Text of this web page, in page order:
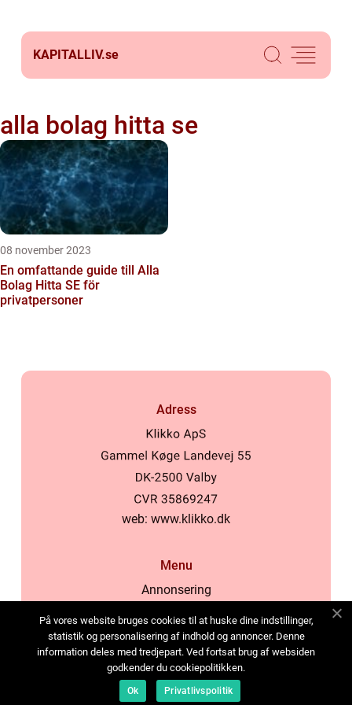
KAPITALLIV.se
alla bolag hitta se
08 november 2023
En omfattande guide till Alla
Bolag Hitta SE för
privatpersoner
Adress
web: www.klikko.dk
Menu
Annonsering
Cookies
Kontakta oss
Sitemap
På vores website bruges cookies til at huske dine indstillinger,
statistik og personalisering af indhold og annoncer. Denne
information deles med tredjepart. Ved fortsat brug af websiden
godkender du cookiepolitikken.
Ok Privatlivspolitik